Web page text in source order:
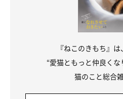
『ねこのきもち』
“愛猫ともっと仲良く
猫のこと総合